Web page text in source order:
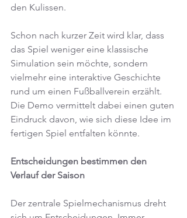
den Kulissen.
Schon nach kurzer Zeit wird klar, dass
das Spiel weniger eine klassische
Simulation sein möchte, sondern
vielmehr eine interaktive Geschichte
rund um einen Fußballverein erzählt.
Die Demo vermittelt dabei einen guten
Eindruck davon, wie sich diese Idee im
fertigen Spiel entfalten könnte.
Entscheidungen bestimmen den
Verlauf der Saison
Der zentrale Spielmechanismus dreht